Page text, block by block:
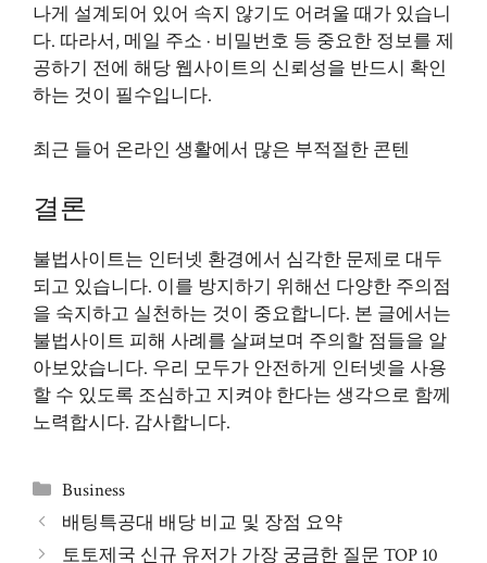
나게 설계되어 있어 속지 않기도 어려울 때가 있습니
다. 따라서, 메일 주소 · 비밀번호 등 중요한 정보를 제
공하기 전에 해당 웹사이트의 신뢰성을 반드시 확인
하는 것이 필수입니다.
최근 들어 온라인 생활에서 많은 부적절한 콘텐
결론
불법사이트는 인터넷 환경에서 심각한 문제로 대두
되고 있습니다. 이를 방지하기 위해선 다양한 주의점
을 숙지하고 실천하는 것이 중요합니다. 본 글에서는
불법사이트 피해 사례를 살펴보며 주의할 점들을 알
아보았습니다. 우리 모두가 안전하게 인터넷을 사용
할 수 있도록 조심하고 지켜야 한다는 생각으로 함께
노력합시다. 감사합니다.
Categories
Business
배팅특공대 배당 비교 및 장점 요약
토토제국 신규 유저가 가장 궁금한 질문 TOP 10